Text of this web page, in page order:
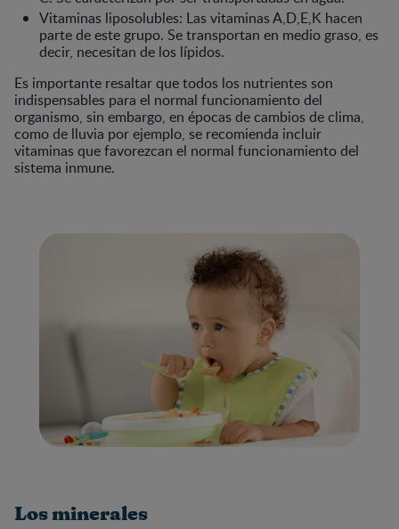
Vitaminas liposolubles: Las vitaminas A,D,E,K hacen
parte de este grupo. Se transportan en medio graso, es
decir, necesitan de los lípidos.
Es importante resaltar que todos los nutrientes son
indispensables para el normal funcionamiento del
organismo, sin embargo, en épocas de cambios de clima,
como de lluvia por ejemplo, se recomienda incluir
vitaminas que favorezcan el normal funcionamiento del
sistema inmune.
Los minerales